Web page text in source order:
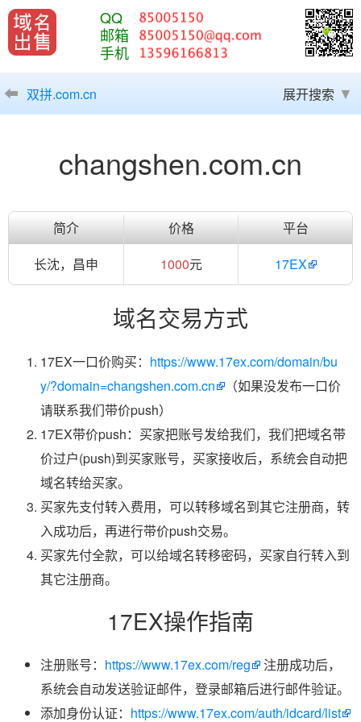
QQ
邮箱
手机
双拼.com.cn 展开搜索
changshen.com.cn
简介 价格
平台
长沈，昌申
1000元 17EX
域名交易方式
17EX一口价购买： https://www.17ex.com/domain/bu
y/?domain=changshen.com.cn
（如果没发布一口价
请联系我们带价push）
17EX带价push：买家把账号发给我们，我们把域名带
价过户(push)到买家账号，买家接收后，系统会自动把
域名转给买家。
买家先支付转入费用，可以转移域名到其它注册商，转
入成功后，再进行带价push交易。
买家先付全款，可以给域名转移密码，买家自行转入到
其它注册商。
17EX操作指南
注册账号： https://www.17ex.com/reg
注册成功后，
系统会自动发送验证邮件，登录邮箱后进行邮件验证。
添加身份认证： https://www.17ex.com/auth/idcard/list